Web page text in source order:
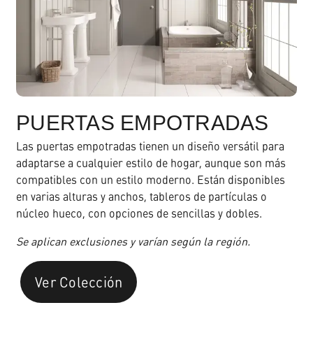
PUERTAS EMPOTRADAS
Las puertas empotradas tienen un diseño versátil para
adaptarse a cualquier estilo de hogar, aunque son más
compatibles con un estilo moderno. Están disponibles
en varias alturas y anchos, tableros de partículas o
núcleo hueco, con opciones de sencillas y dobles.
Se aplican exclusiones y varían según la región.
Ver Colección